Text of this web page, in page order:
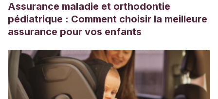
Assurance maladie et orthodontie
pédiatrique : Comment choisir la meilleure
assurance pour vos enfants